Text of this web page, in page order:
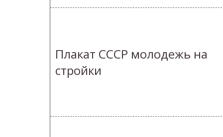
Плакат СССР молодежь на
стройки